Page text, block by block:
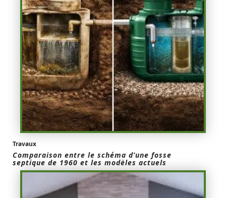
Travaux
Comparaison entre le schéma d’une fosse
septique de 1960 et les modèles actuels